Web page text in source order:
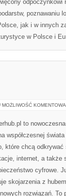
odpoczynkowi
poznawaniu
jak i w innych
w Polsce i
MOŻLIWOŚĆ
to
współczesnej
które chcą odkrywać
internet, a także
cyfrowe.
skojarzenia z
rozwiązań. To